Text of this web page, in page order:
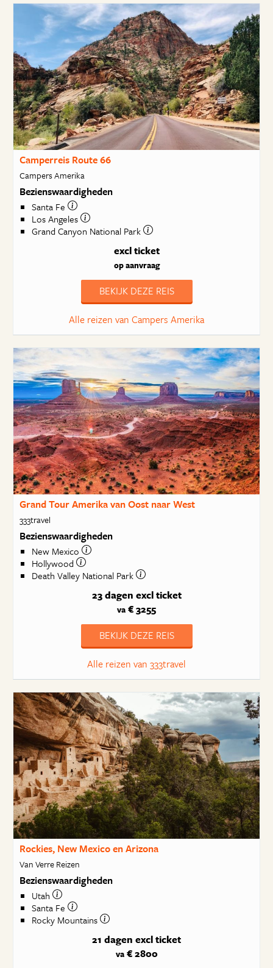
Camperreis Route 66
Campers Amerika
Bezienswaardigheden
Santa Fe
Los Angeles
Grand Canyon National Park
excl ticket
op aanvraag
BEKIJK DEZE REIS
Alle reizen van Campers Amerika
Grand Tour Amerika van Oost naar West
333travel
Bezienswaardigheden
New Mexico
Hollywood
Death Valley National Park
23 dagen excl ticket
va € 3255
BEKIJK DEZE REIS
Alle reizen van 333travel
Rockies, New Mexico en Arizona
Van Verre Reizen
Bezienswaardigheden
Utah
Santa Fe
Rocky Mountains
21 dagen excl ticket
va€ 2800